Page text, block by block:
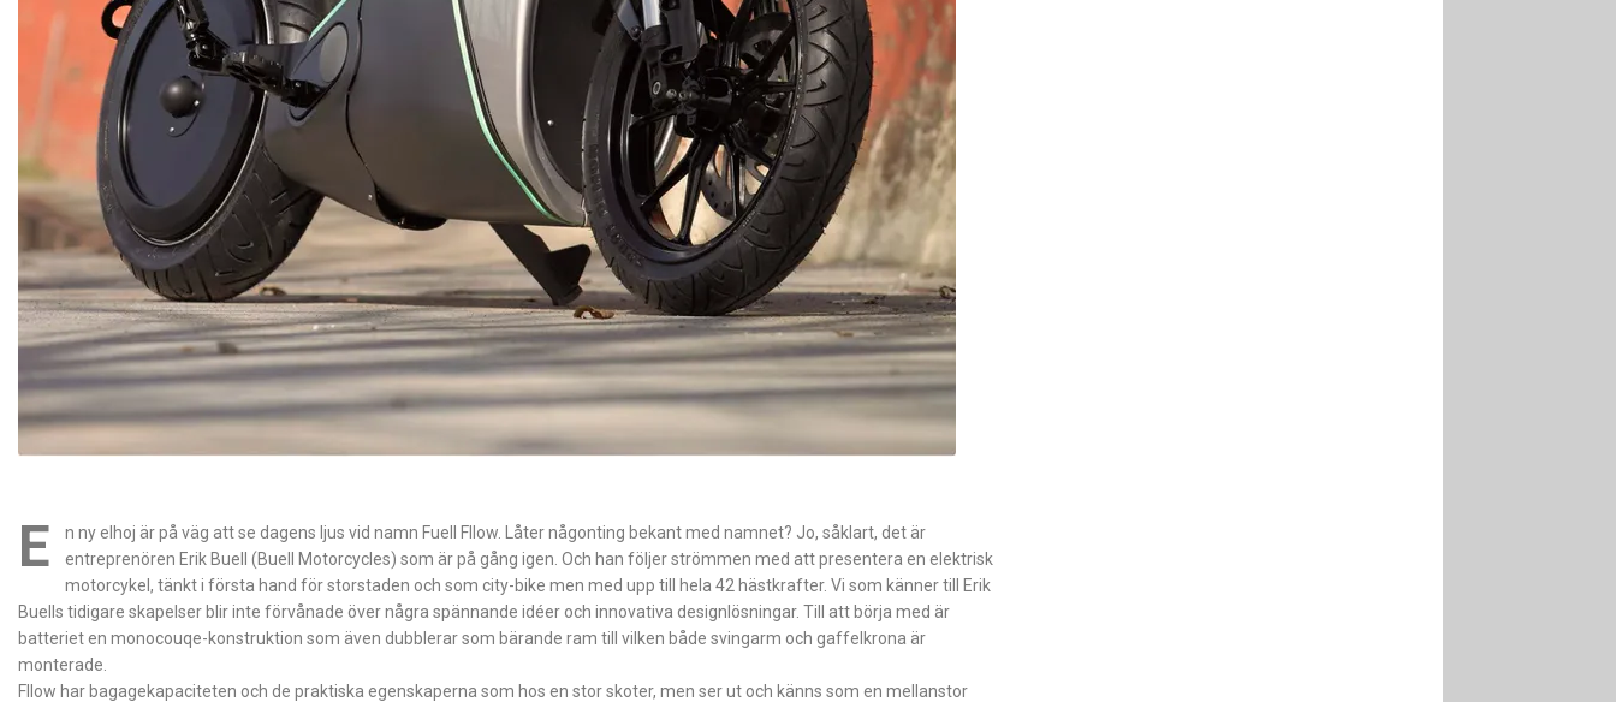
E
n ny elhoj är på väg att se dagens ljus vid namn Fuell Fllow. Låter någonting bekant med namnet? Jo, såklart, det är
entreprenören Erik Buell (Buell Motorcycles) som är på gång igen. Och han följer strömmen med att presentera en elektrisk
motorcykel, tänkt i första hand för storstaden och som city-bike men med upp till hela 42 hästkrafter. Vi som känner till Erik
Buells tidigare skapelser blir inte förvånade över några spännande idéer och innovativa designlösningar. Till att börja med är
batteriet en monocouqe-konstruktion som även dubblerar som bärande ram till vilken både svingarm och gaffelkrona är
monterade.
Fllow har bagagekapaciteten och de praktiska egenskaperna som hos en stor skoter, men ser ut och känns som en mellanstor